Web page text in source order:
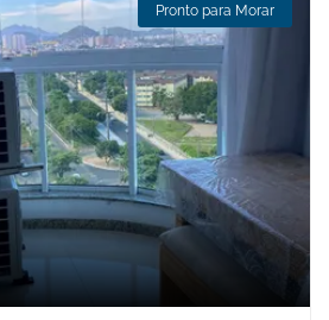
Pronto para Morar